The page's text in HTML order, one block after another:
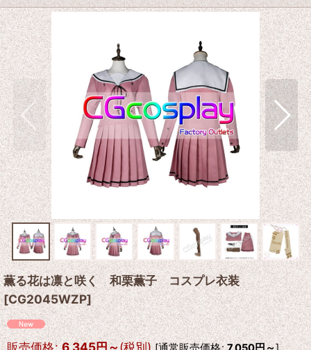
薫る花は凛と咲く 和栗薫子 コスプレ衣装
[CG2045WZP]
販売価格: 6,345円～(税別)